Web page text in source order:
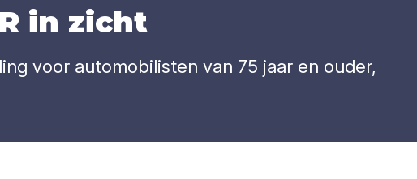
in zicht
voor automobilisten van 75 jaar en ouder,